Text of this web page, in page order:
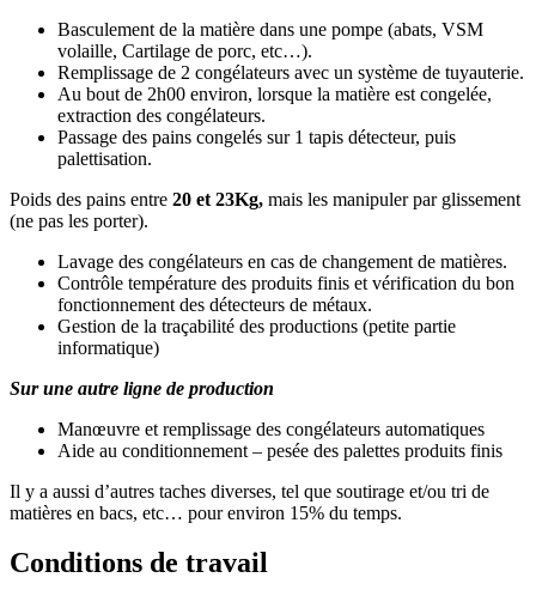
Basculement de la matière dans une pompe (abats, VSM
volaille, Cartilage de porc, etc…).
Remplissage de 2 congélateurs avec un système de tuyauterie.
Au bout de 2h00 environ, lorsque la matière est congelée,
extraction des congélateurs.
Passage des pains congelés sur 1 tapis détecteur, puis
palettisation.
Poids des pains entre 20 et 23Kg, mais les manipuler par glissement
(ne pas les porter).
Lavage des congélateurs en cas de changement de matières.
Contrôle température des produits finis et vérification du bon
fonctionnement des détecteurs de métaux.
Gestion de la traçabilité des productions (petite partie
informatique)
Sur une autre ligne de production
Manœuvre et remplissage des congélateurs automatiques
Aide au conditionnement – pesée des palettes produits finis
Il y a aussi d’autres taches diverses, tel que soutirage et/ou tri de
matières en bacs, etc… pour environ 15% du temps.
Conditions de travail